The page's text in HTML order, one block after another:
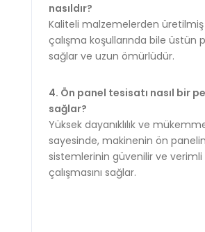
nasıldır?
Kaliteli malzemelerden üretilmiş
çalışma koşullarında bile üstün
sağlar ve uzun ömürlüdür.
4. Ön panel tesisatı nasıl bir
sağlar?
Yüksek dayanıklılık ve
sayesinde, makinenin ön
sistemlerinin güvenilir ve verimli
çalışmasını sağlar.